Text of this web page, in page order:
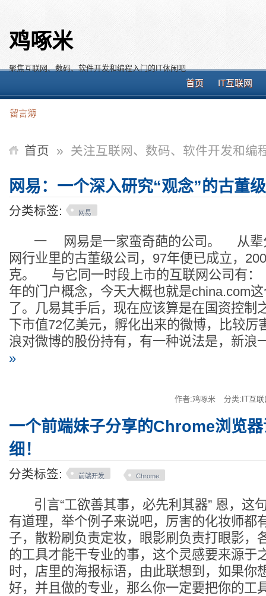
鸡啄米
聚焦互联网、数码、软件开发和编程入门的IT休闲吧
首页 IT互联网
留言簿
首页 » 关注互联网、数码、软件开发和编
网易：一个深入研究“观念”的古董
分类标签: 网易
一 网易是一家蛮奇葩的公司。 从辈
网行业里的古董级公司，97年便已成立，
克。 与它同一时段上市的互联网公司有
年的门户概念，今天大概也就是china.com
了。几易其手后，现在应该算是在国资控
下市值72亿美元，孵化出来的微博，比较厉
浪对微博的股份持有，有一种说法是，新浪
»
作者:鸡啄米 分类: IT互
一个前端妹子分享的Chrome浏览
细！
分类标签: 前端开发 Chrome
引言“工欲善其事，必先利其器” 恩，这
有道理，举个例子来说吧，厉害的化妆师都
子，散粉刷负责定妆，眼影刷负责打眼影，
的工具才能干专业的事，这个灵感要来源于
时，店里的海报标语，由此联想到，如果你
好，并且做的专业，那么你一定要把你的工